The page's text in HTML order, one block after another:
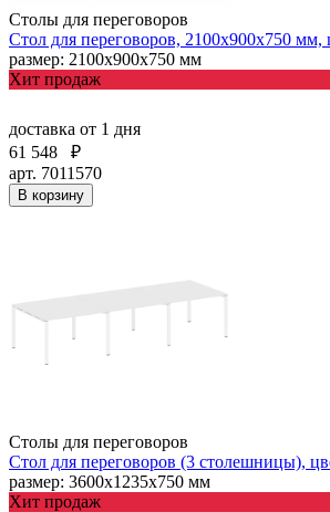
Столы для переговоров
Стол для переговоров, 2100х900х750
размер: 2100х900х750 мм
Хит продаж
доставка от 1 дня
61 548
₽
арт. 7011570
В корзину
Столы для переговоров
Стол для переговоров (3 столешницы),
размер: 3600х1235х750 мм
Хит продаж